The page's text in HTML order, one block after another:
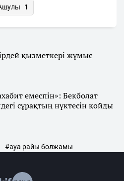
1
қызметкері жұмыс
емеспін»: Бекболат
сұрақтың нүктесін қойды
#ауа райы болжамы